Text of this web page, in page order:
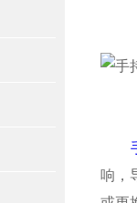
响，